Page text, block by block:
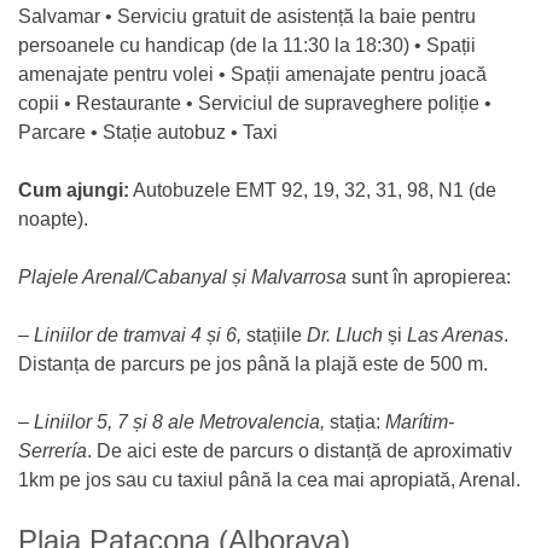
Salvamar • Serviciu gratuit de asistență la baie pentru
persoanele cu handicap (de la 11:30 la 18:30) • Spații
amenajate pentru volei • Spații amenajate pentru joacă
copii • Restaurante • Serviciul de supraveghere poliție •
Parcare • Stație autobuz • Taxi
Cum ajungi: Autobuzele EMT 92, 19, 32, 31, 98, N1 (de
noapte).
Plajele Arenal/Cabanyal și Malvarrosa sunt în apropierea:
– Liniilor de tramvai 4 și 6, stațiile Dr. Lluch și Las Arenas.
Distanța de parcurs pe jos până la plajă este de 500 m.
– Liniilor 5, 7 și 8 ale Metrovalencia, stația: Marítim-
Serrería. De aici este de parcurs o distanță de aproximativ
1km pe jos sau cu taxiul până la cea mai apropiată, Arenal.
Plaja Patacona (Alboraya)